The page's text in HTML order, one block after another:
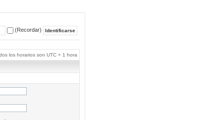
(Recordar)
los horarios son UTC + 1 hora